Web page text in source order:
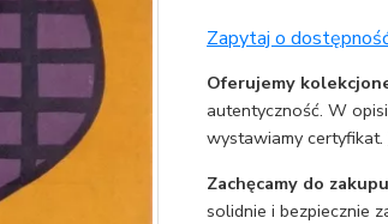
Zapytaj o
Oferujemy
autentyczność. W
wystawiamy certyfikat.
Zachęcamy do
solidnie i bezpiecznie